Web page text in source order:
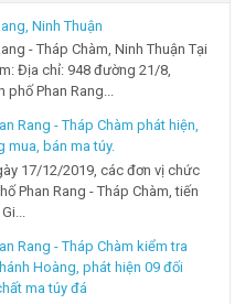
Ninh Thuận
- Tháp Chàm, Ninh Thuận Tại
Địa chỉ: 948 đường 21/8,
phố Phan Rang...
Rang - Tháp Chàm phát hiện,
mua, bán ma túy.
17/12/2019, các đơn vị chức
Phan Rang - Tháp Chàm, tiến
Rang - Tháp Chàm kiểm tra
Hoàng, phát hiện 09 đối
ma túy đá